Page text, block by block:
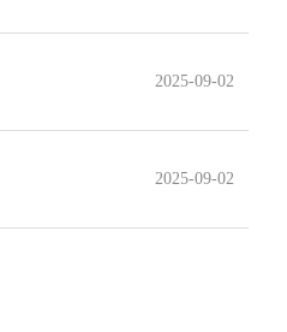
2025-09-02
2025-09-02